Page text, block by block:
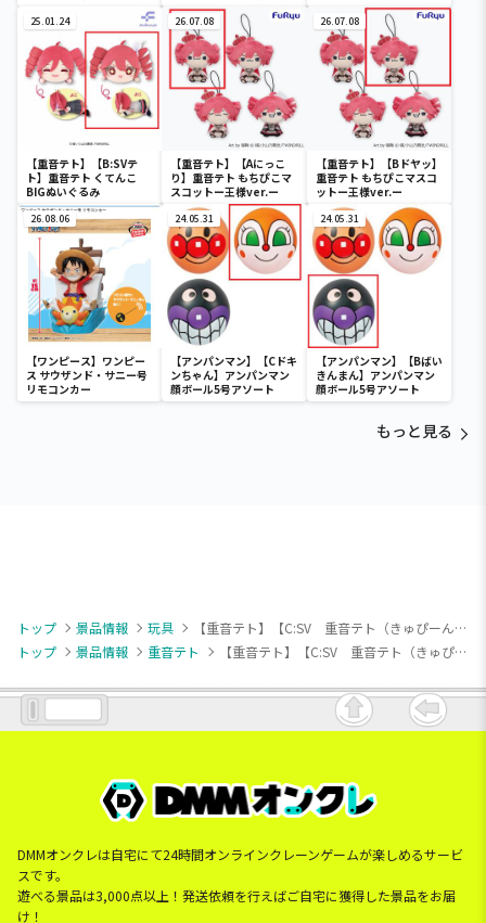
25.01.24
【重音テト】【B:SVテ
ト】重音テト くてんこ
BIGぬいぐるみ
26.07.08
【重音テト】【Aにっこ
り】重音テト もちぴこマ
スコットー王様ver.ー
26.07.08
【重音テト】【Bドヤッ】
重音テト もちぴこマスコ
ットー王様ver.ー
26.08.06
【ワンピース】ワンピー
ス サウザンド・サニー号
リモコンカー
24.05.31
【アンパンマン】【Cドキ
ンちゃん】アンパンマン
顔ボール5号アソート
24.05.31
【アンパンマン】【Bばい
きんまん】アンパンマン
顔ボール5号アソート
もっと見る
トップ 景品情報 玩具
【重音テト】【C:SV 重音テト（きゅぴーん）】重音テト フィンガーパペット
トップ
景品情報 重音テト 【重音テト】【C:SV 重音テト（きゅぴーん）】重音テト フィンガーパペット
DMMオンクレは自宅にて24時間オンラインクレーンゲームが楽しめるサービ
スです。
遊べる景品は3,000点以上！発送依頼を行えばご自宅に獲得した景品をお届
け！